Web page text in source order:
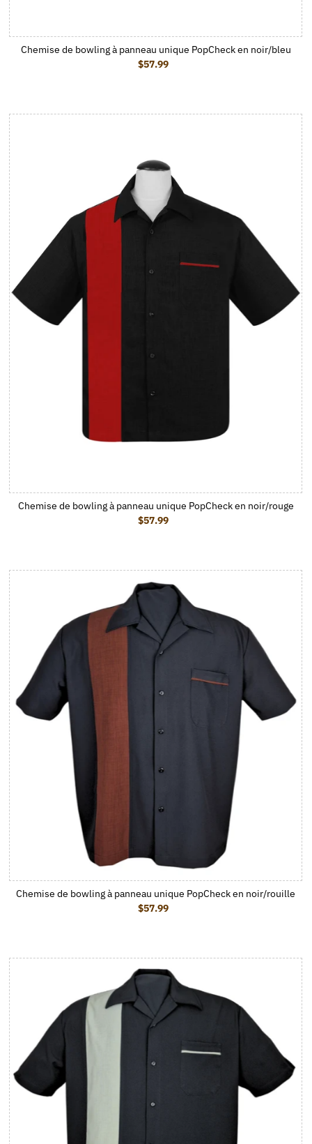
Chemise de bowling à panneau unique PopCheck en noir/bleu
Prix ordinaire
$57.99
Chemise de bowling à panneau unique PopCheck en noir/rouge
Prix ordinaire
$57.99
Chemise de bowling à panneau unique PopCheck en noir/rouille
Prix ordinaire
$57.99